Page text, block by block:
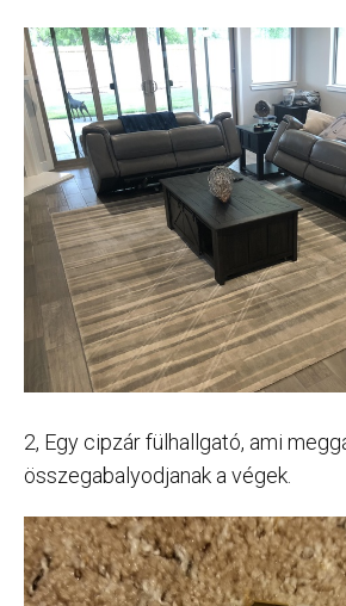
2, Egy cipzár fülhallgató, ami
összegabalyodjanak a végek.